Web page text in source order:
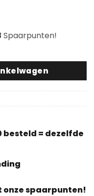
Spaarpunten!
aantal
besteld = dezelfde
onze spaarpunten!